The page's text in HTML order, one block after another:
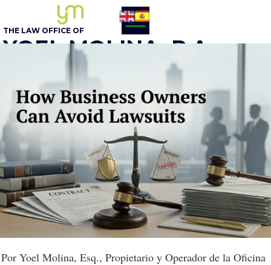
Por Yoel Molina, Esq., Propietario y Operador de la Oficina
305 - 548-5020
THE LAW OFFICE OF
YOEL MOLINA, P.A.